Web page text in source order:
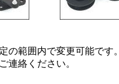
の範囲内で変更可能です。
連絡ください。